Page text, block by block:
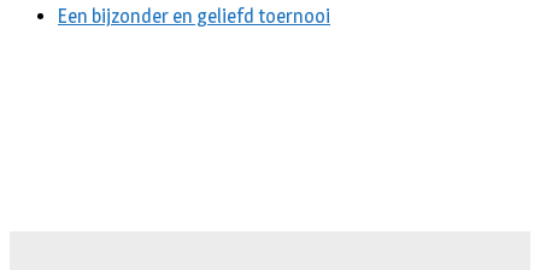
Een bijzonder en geliefd toernooi